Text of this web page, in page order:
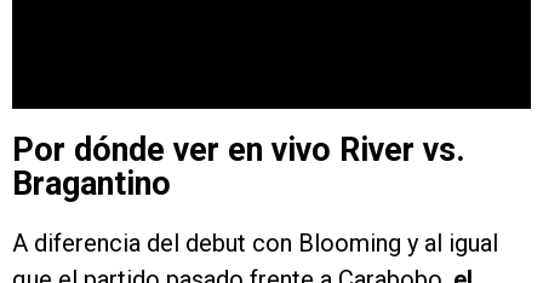
Por dónde ver en vivo River vs.
Bragantino
A diferencia del debut con Blooming y al igual